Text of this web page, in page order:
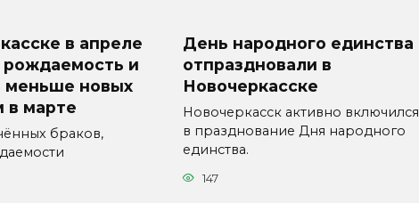
в апреле
рождаемость и
меньше новых
в марте
браков,
День народного единства
отпраздновали в
Новочеркасске
Новочеркасск активно включился
в празднование Дня народного
единства.
147